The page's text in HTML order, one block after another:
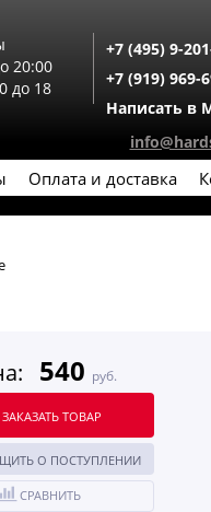
20:00
до 18
+7 (495) 9-
+7 (919) 969-
Написать в
Оплата и доставка
540 руб.
ЗАКАЗАТЬ ТОВАР
О ПОСТУПЛЕНИИ
СРАВНИТЬ